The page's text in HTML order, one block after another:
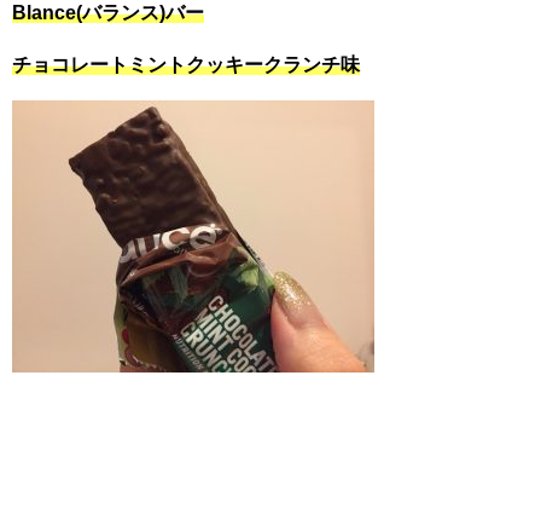
Blance(バランス)バー
チョコレートミントクッキークランチ味